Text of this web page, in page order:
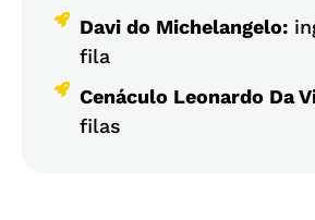
Davi do Michelangelo:
fila
Cenáculo Leonardo Da
filas